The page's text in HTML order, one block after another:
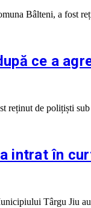
Bâlteni, a fost
ce a
reținut de polițiști
intrat în
Târgu Jiu